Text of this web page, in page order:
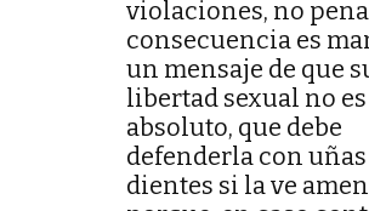
violaciones, no
consecuencia es
un mensaje de que
libertad sexual no
absoluto, que debe
defenderla con
dientes si la ve